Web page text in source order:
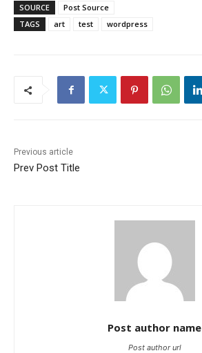
SOURCE
Post Source
TAGS
art test wordpress
Previous article
Prev Post Title
Post author name
Post author url